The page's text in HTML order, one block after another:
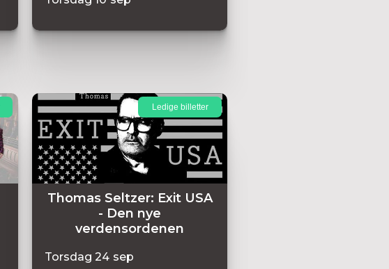
Thomas Seltzer: Exit USA
- Den nye
verdensordenen
Torsdag 24 sep
Ledige billetter